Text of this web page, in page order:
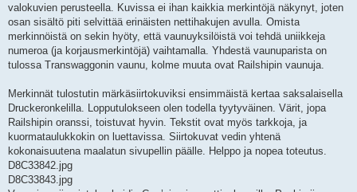
valokuvien perusteella. Kuvissa ei ihan kaikkia merkintöjä näkynyt, joten
osan sisältö piti selvittää erinäisten nettihakujen avulla. Omista
merkinnöistä on sekin hyöty, että vaunuyksilöistä voi tehdä uniikkeja
numeroa (ja korjausmerkintöjä) vaihtamalla. Yhdestä vaunuparista on
tulossa Transwaggonin vaunu, kolme muuta ovat Railshipin vaunuja.
Merkinnät tulostutin märkäsiirtokuviksi ensimmäistä kertaa saksalaisella
Druckeronkelilla. Lopputulokseen olen todella tyytyväinen. Värit, jopa
Railshipin oranssi, toistuvat hyvin. Tekstit ovat myös tarkkoja, ja
kuormataulukkokin on luettavissa. Siirtokuvat vedin yhtenä
kokonaisuutena maalatun sivupellin päälle. Helppo ja nopea toteutus.
D8C33842.jpg
D8C33843.jpg